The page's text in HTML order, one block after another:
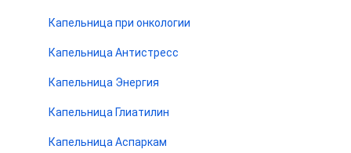
Капельница при онкологии
Капельница Антистресс
Капельница Энергия
Капельница Глиатилин
Капельница Аспаркам